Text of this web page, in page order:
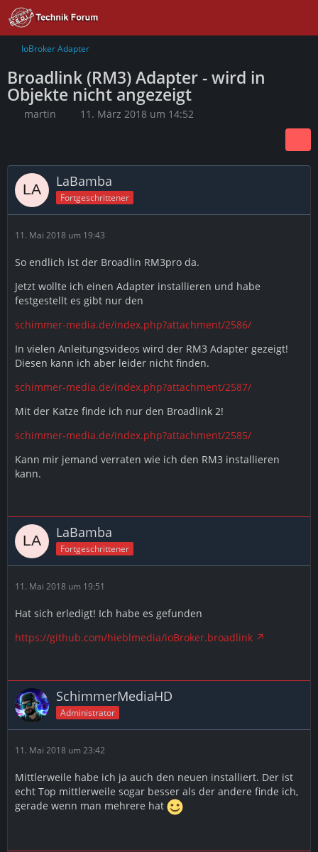
IoBroker Adapter
Broadlink (RM3) Adapter - wird in
Objekte nicht angezeigt
martin 11. März 2018 um 14:52
LaBamba
Fortgeschrittener
11. Mai 2018 um 19:43
So endlich ist der Broadlin RM3pro da.
Jetzt wollte ich einen Adapter installieren und habe
festgestellt es gibt nur den
schimmer-media.de/index.php?attachment/2586/
In vielen Anleitungsvideos wird der RM3 Adapter gezeigt!
Diesen kann ich aber leider nicht finden.
schimmer-media.de/index.php?attachment/2587/
Mit der Katze finde ich nur den Broadlink 2!
schimmer-media.de/index.php?attachment/2585/
Kann mir jemand verraten wie ich den RM3 installieren
kann.
LaBamba
Fortgeschrittener
11. Mai 2018 um 19:51
Hat sich erledigt! Ich habe es gefunden
https://github.com/hieblmedia/ioBroker.broadlink
SchimmerMediaHD
Administrator
11. Mai 2018 um 23:42
Mittlerweile habe ich ja auch den neuen installiert. Der ist
echt Top mittlerweile sogar besser als der andere finde ich,
gerade wenn man mehrere hat